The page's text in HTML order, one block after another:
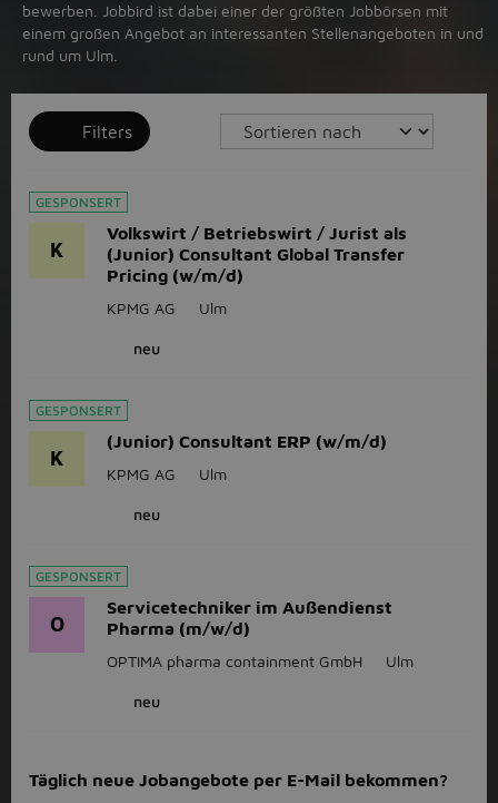
bewerben. Jobbird ist dabei einer der größten Jobbörsen mit
einem großen Angebot an interessanten Stellenangeboten in und
rund um Ulm.
Filters
GESPONSERT
K
Volkswirt / Betriebswirt / Jurist als
(Junior) Consultant Global Transfer
Pricing (w/m/d)
KPMG AG Ulm
neu
GESPONSERT
K
(Junior) Consultant ERP (w/m/d)
KPMG AG Ulm
neu
GESPONSERT
O
Servicetechniker im Außendienst
Pharma (m/w/d)
OPTIMA pharma containment GmbH Ulm
neu
Täglich neue Jobangebote per E-Mail bekommen?